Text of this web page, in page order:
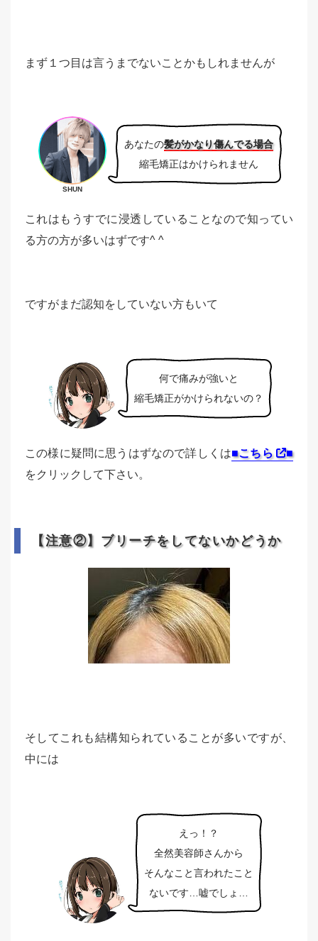
まず１つ目は言うまでないことかもしれませんが
SHUN
あなたの髪がかなり傷んでる場合
縮毛矯正はかけられません
これはもうすでに浸透していることなので知ってい
る方の方が多いはずです^ ^
ですがまだ認知をしていない方もいて
何で痛みが強いと
縮毛矯正がかけられないの？
この様に疑問に思うはずなので詳しくは■こちら
■
をクリックして下さい。
【注意②】ブリーチをしてないかどうか
そしてこれも結構知られていることが多いですが、
中には
えっ！？
全然美容師さんから
そんなこと言われたこと
ないです…嘘でしょ…